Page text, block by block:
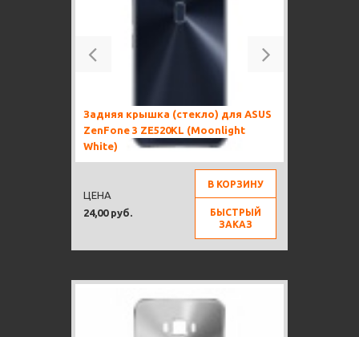
Previous
Задняя крышка (стекло) для ASUS
ZenFone 3 ZE520KL (Moonlight
White)
24,00 руб.
ЦЕНА
В КОРЗИНУ
БЫСТРЫЙ
ЗАКАЗ